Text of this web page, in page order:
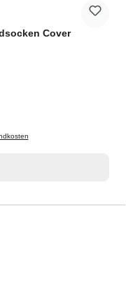
Cover